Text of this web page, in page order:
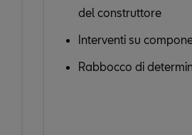
del construttore
Interventi su
Rabbocco di